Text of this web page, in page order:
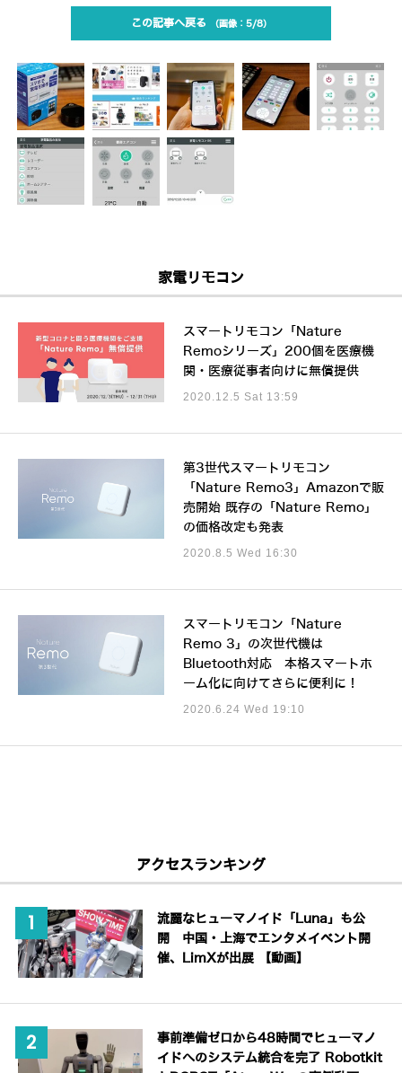
この記事へ戻る 5/8
家電リモコン
スマートリモコン「Nature
Remoシリーズ」200個を医療機
関・医療従事者向けに無償提供
2020.12.5 Sat 13:59
第3世代スマートリモコン
「Nature Remo3」Amazonで販
売開始 既存の「Nature Remo」
の価格改定も発表
2020.8.5 Wed 16:30
スマートリモコン「Nature
Remo 3」の次世代機は
Bluetooth対応 本格スマートホ
ーム化に向けてさらに便利に！
2020.6.24 Wed 19:10
アクセスランキング
流麗なヒューマノイド「Luna」も公
開 中国・上海でエンタメイベント開
催、LimXが出展 【動画】
事前準備ゼロから48時間でヒューマノ
イドへのシステム統合を完了 Robotkit